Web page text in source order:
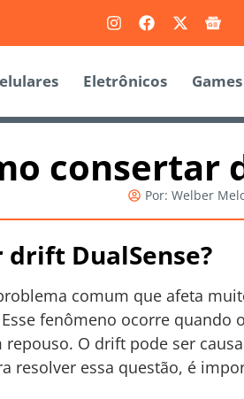
Eletrônicos Games
consertar
Por: Welber
DualSense?
comum que afeta
fenômeno ocorre
O drift pode ser
resolver essa questão, é